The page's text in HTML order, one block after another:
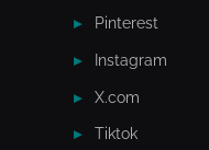
Pinterest
Instagram
X.com
Tiktok